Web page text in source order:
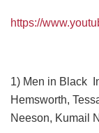
https://
1) Men in Black
Hemsworth,
Neeson, Kumail